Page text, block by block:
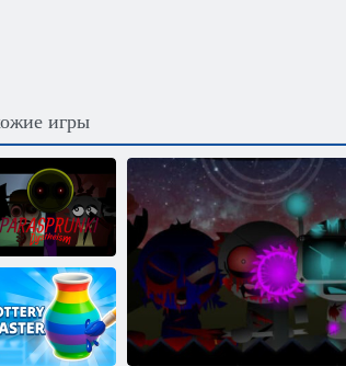
игры
Параспрунки
Дистеизм